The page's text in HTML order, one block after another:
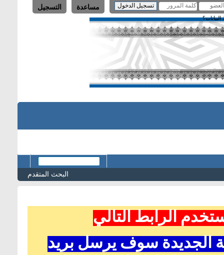
التسجيل مساعدة
البحث المتقدم
الرابط التالي
الجديدة سوف يرسل بريد